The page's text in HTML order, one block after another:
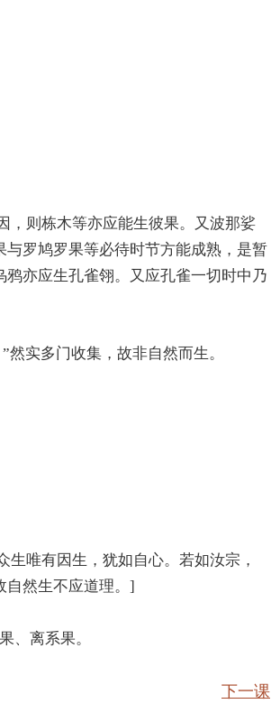
，则栋木等亦应能生彼果。又波那娑
罗鸠罗果等必待时节方能成熟，是暂
亦应生孔雀翎。又应孔雀一切时中乃
实多门收集，故非自然而生。
唯有因生，犹如自心。若如汝宗，
自然生不应道理。]
、离系果。
下一课